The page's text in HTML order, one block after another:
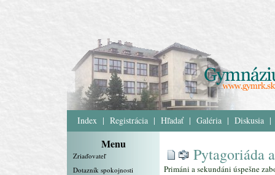
Index | Registrácia | Hľadať | Galéria | Diskusia |
Menu
Zriaďovateľ
Dotazník spokojnosti
Pytagoriáda
Primáni a sekundáni úspešne